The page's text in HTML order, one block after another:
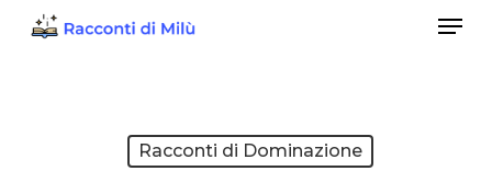
Menu
Racconti di Dominazione